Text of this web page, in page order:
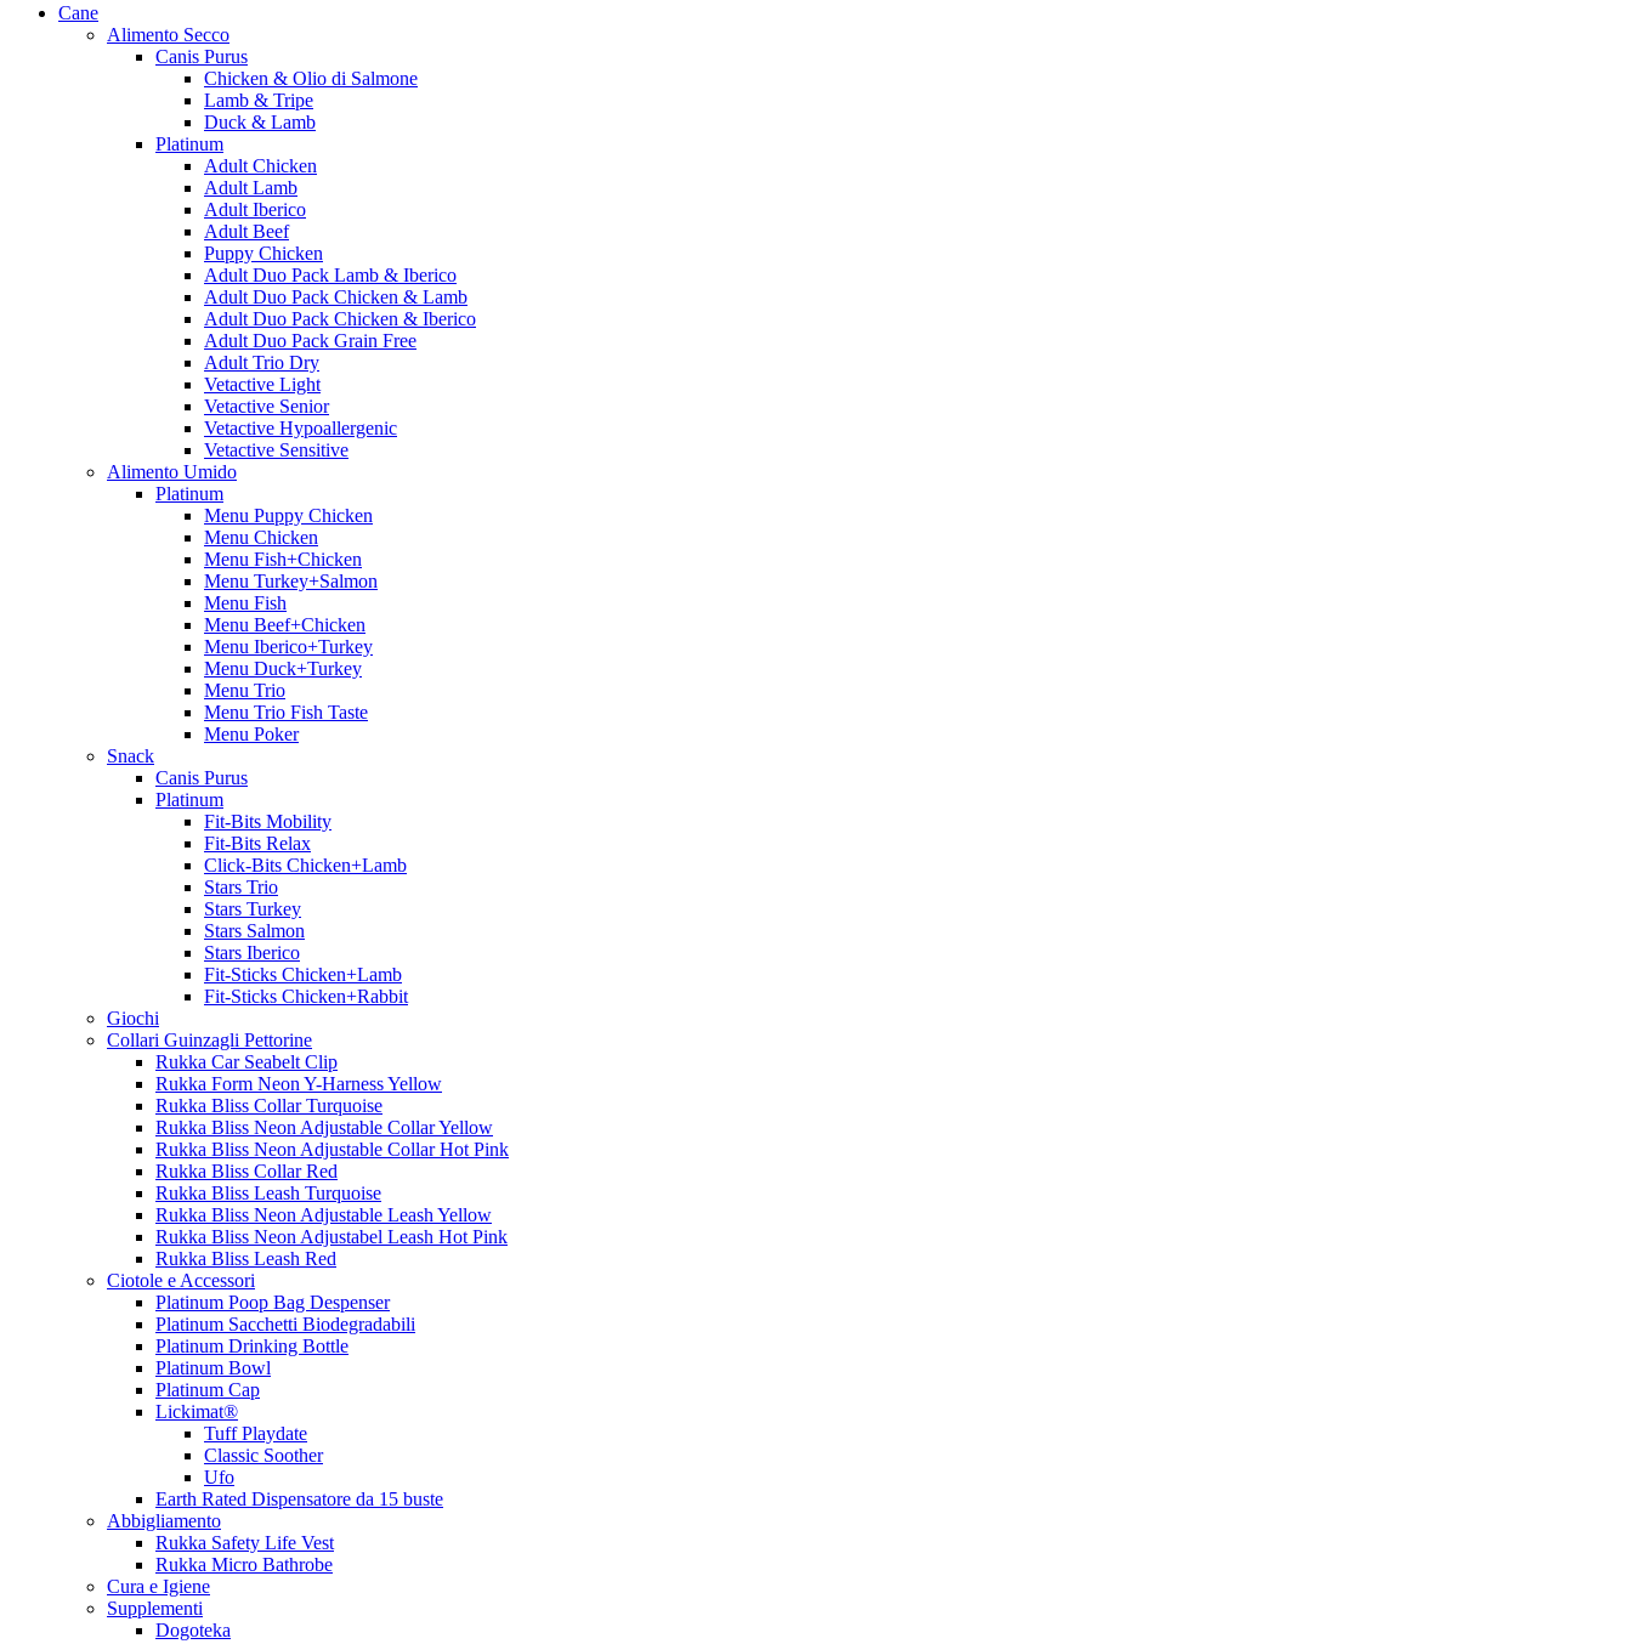
Cane
Alimento Secco
Canis Purus
Chicken & Olio di Salmone
Lamb & Tripe
Duck & Lamb
Platinum
Adult Chicken
Adult Lamb
Adult Iberico
Adult Beef
Puppy Chicken
Adult Duo Pack Lamb & Iberico
Adult Duo Pack Chicken & Lamb
Adult Duo Pack Chicken & Iberico
Adult Duo Pack Grain Free
Adult Trio Dry
Vetactive Light
Vetactive Senior
Vetactive Hypoallergenic
Vetactive Sensitive
Alimento Umido
Platinum
Menu Puppy Chicken
Menu Chicken
Menu Fish+Chicken
Menu Turkey+Salmon
Menu Fish
Menu Beef+Chicken
Menu Iberico+Turkey
Menu Duck+Turkey
Menu Trio
Menu Trio Fish Taste
Menu Poker
Snack
Canis Purus
Platinum
Fit-Bits Mobility
Fit-Bits Relax
Click-Bits Chicken+Lamb
Stars Trio
Stars Turkey
Stars Salmon
Stars Iberico
Fit-Sticks Chicken+Lamb
Fit-Sticks Chicken+Rabbit
Giochi
Collari Guinzagli Pettorine
Rukka Car Seabelt Clip
Rukka Form Neon Y-Harness Yellow
Rukka Bliss Collar Turquoise
Rukka Bliss Neon Adjustable Collar Yellow
Rukka Bliss Neon Adjustable Collar Hot Pink
Rukka Bliss Collar Red
Rukka Bliss Leash Turquoise
Rukka Bliss Neon Adjustable Leash Yellow
Rukka Bliss Neon Adjustabel Leash Hot Pink
Rukka Bliss Leash Red
Ciotole e Accessori
Platinum Poop Bag Despenser
Platinum Sacchetti Biodegradabili
Platinum Drinking Bottle
Platinum Bowl
Platinum Cap
Lickimat®
Tuff Playdate
Classic Soother
Ufo
Earth Rated Dispensatore da 15 buste
Abbigliamento
Rukka Safety Life Vest
Rukka Micro Bathrobe
Cura e Igiene
Supplementi
Dogoteka